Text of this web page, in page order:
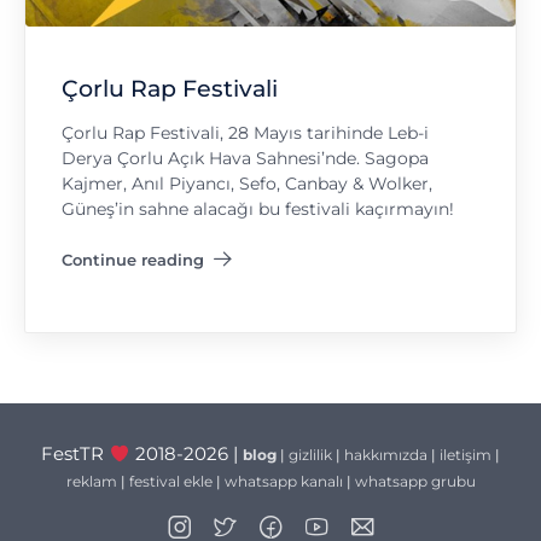
Çorlu Rap Festivali
Çorlu Rap Festivali, 28 Mayıs tarihinde Leb-i
Derya Çorlu Açık Hava Sahnesi’nde. Sagopa
Kajmer, Anıl Piyancı, Sefo, Canbay & Wolker,
Güneş’in sahne alacağı bu festivali kaçırmayın!
Continue reading
"Çorlu Rap Festivali"
FestTR 2018-2026 | blog| gizlilik| hakkımızda | iletişim |
reklam | festival ekle| whatsapp kanalı | whatsapp grubu